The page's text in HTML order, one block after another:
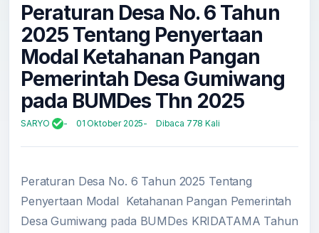
Peraturan Desa No. 6 Tahun
2025 Tentang Penyertaan
Modal Ketahanan Pangan
Pemerintah Desa Gumiwang
pada BUMDes Thn 2025
SARYO 01 Oktober 2025 Dibaca 778 Kali
Peraturan Desa No. 6 Tahun 2025 Tentang
Penyertaan Modal Ketahanan Pangan Pemerintah
Desa Gumiwang pada BUMDes KRIDATAMA Tahun